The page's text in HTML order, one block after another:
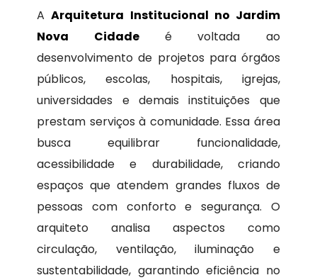
AArquitetura Institucional no Jardim
Nova Cidadeé voltada ao
desenvolvimento de projetos para órgãos
públicos, escolas, hospitais, igrejas,
universidades e demais instituições que
prestam serviços à comunidade. Essa área
busca equilibrar funcionalidade,
acessibilidade e durabilidade, criando
espaços que atendem grandes fluxos de
pessoas com conforto e segurança. O
arquiteto analisa aspectos como
circulação, ventilação, iluminação e
sustentabilidade, garantindo eficiência no